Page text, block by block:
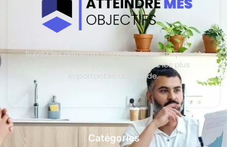
Suivez les dernières nouvelles économiques et
les gros titres sur les entreprises les plus
importantes du monde.
Catégories